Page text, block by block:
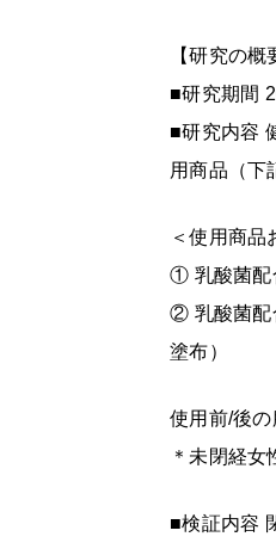
【研究の概
■研究期間
■研究内容
用商品（
＜使用商品
① 乳酸菌配
② 乳酸菌配
塗布）
使用前/後
＊未閉経女
■検証内容